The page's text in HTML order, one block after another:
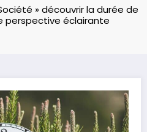
»découvrir la durée de
perspective éclairante